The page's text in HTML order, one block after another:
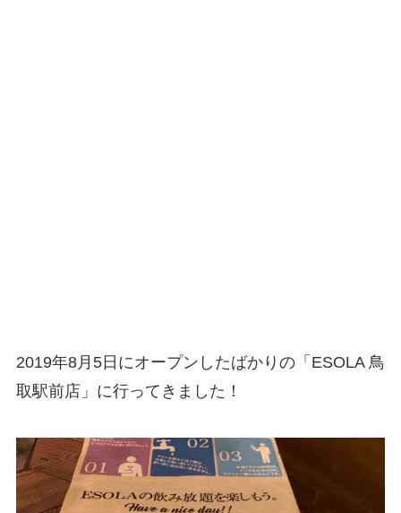
2019年8月5日にオープンしたばかりの「ESOLA 鳥
取駅前店」に行ってきました！